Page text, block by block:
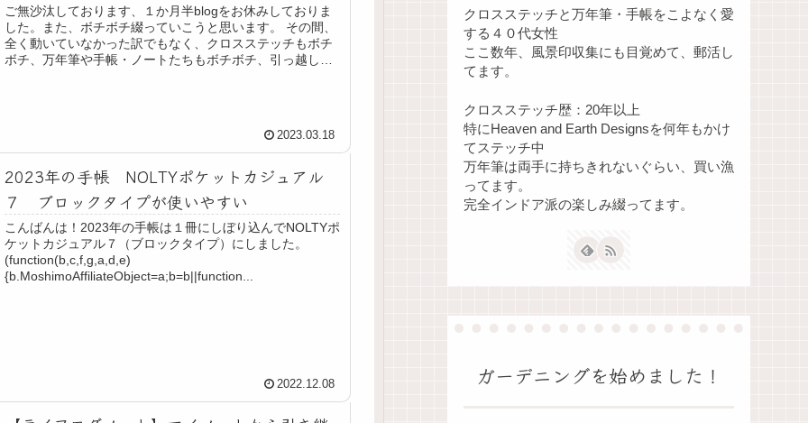
ご無沙汰しております、１か月半blogをお休みしておりま
した。また、ボチボチ綴っていこうと思います。 その間、
全く動いていなかった訳でもなく、クロスステッチもボチ
ボチ、万年筆や手帳・ノートたちもボチボチ、引っ越しの
2023.03.18
2023年の手帳 NOLTYポケットカジュアル
７ ブロックタイプが使いやすい
こんばんは！2023年の手帳は１冊にしぼり込んでNOLTYポ
ケットカジュアル７（ブロックタイプ）にしました。
(function(b,c,f,g,a,d,e)
{b.MoshimoAffiliateObject=a;b=b||function...
2022.12.08
クロスステッチと万年筆・手帳をこよなく愛
する４０代女性
ここ数年、風景印収集にも目覚めて、郵活し
てます。
クロスステッチ歴：20年以上
特にHeaven and Earth Designsを何年もかけ
てステッチ中
万年筆は両手に持ちきれないぐらい、買い漁
ってます。
完全インドア派の楽しみ綴ってます。
ガーデニングを始めました！